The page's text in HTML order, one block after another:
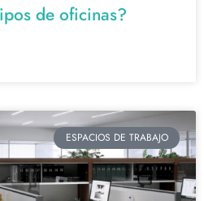
de oficinas?
ESPACIOS DE TRABAJO